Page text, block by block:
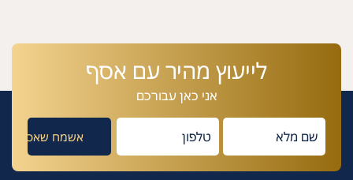
לייעוץ מהיר עם אסף
אני כאן עבורכם